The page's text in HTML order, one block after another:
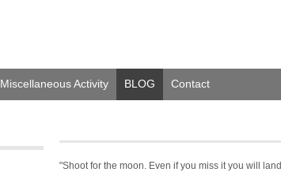
Miscellaneous Activity BLOG Contact
"Shoot for the moon. Even if you miss it you will land